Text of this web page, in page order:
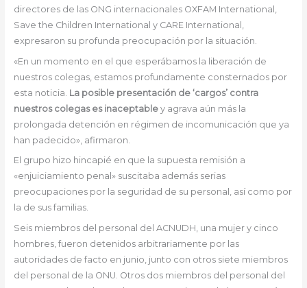
directores de las ONG internacionales OXFAM International,
Save the Children International y CARE International,
expresaron su profunda preocupación por la situación.
«En un momento en el que esperábamos la liberación de
nuestros colegas, estamos profundamente consternados por
esta noticia. La posible presentación de ‘cargos’ contra
nuestros colegas es inaceptabley agrava aún más la
prolongada detención en régimen de incomunicación que ya
han padecido», afirmaron.
El grupo hizo hincapié en que la supuesta remisión a
«enjuiciamiento penal» suscitaba además serias
preocupaciones por la seguridad de su personal, así como por
la de sus familias.
Seis miembros del personal del ACNUDH, una mujer y cinco
hombres, fueron detenidos arbitrariamente por las
autoridades de facto en junio, junto con otros siete miembros
del personal de la ONU. Otros dos miembros del personal del